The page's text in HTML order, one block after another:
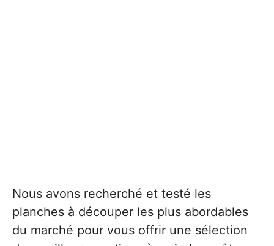
Nous avons recherché et testé les
planches à découper les plus abordables
du marché pour vous offrir une sélection